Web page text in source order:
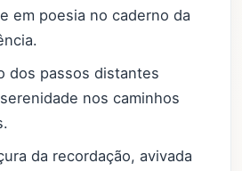
em poesia no caderno da
dos passos distantes
nos caminhos
da recordação, avivada